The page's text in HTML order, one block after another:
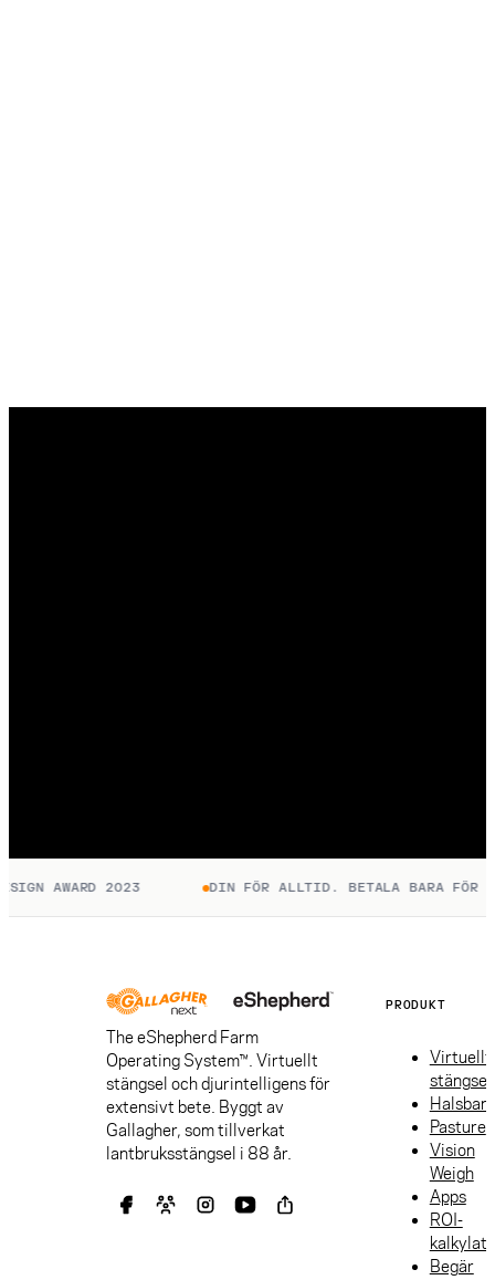
AWARD 2023 DIN FÖR ALLTID. BETALA BARA FÖR
The eShepherd Farm
Operating System™. Virtuellt
stängsel och djurintelligens för
extensivt bete. Byggt av
Gallagher, som tillverkat
lantbruksstängsel i 88 år.
PRODUKT
Virtuellt
stängsel
Pasture
Vision
Weigh
Apps
ROI-
Begär